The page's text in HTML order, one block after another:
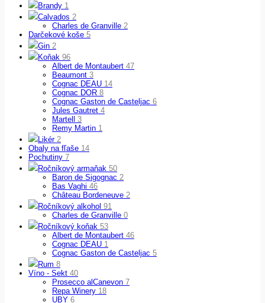
Brandy 1
Calvados 2
Charles de Granville 2
Darčekové koše 5
Gin 2
Koňak 96
Albert de Montaubert 47
Beaumont 3
Cognac DEAU 14
Cognac DOR 8
Cognac Gaston de Casteljac 6
Jules Gautret 4
Martell 3
Remy Martin 1
Likér 2
Obaly na fľaše 14
Pochutiny 7
Ročníkový armaňak 50
Baron de Sigognac 2
Bas Vaghi 46
Château Bordeneuve 2
Ročníkový alkohol 91
Charles de Granville 0
Ročníkový koňak 53
Albert de Montaubert 46
Cognac DEAU 1
Cognac Gaston de Casteljac 5
Rum 8
Víno - Sekt 40
Prosecco alCanevon 7
Repa Winery 18
UBY 6